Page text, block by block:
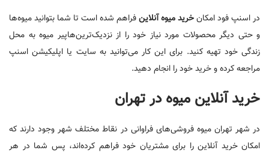
در اسنپ فود امکانخرید میوه آنلاینفراهم شده است تا شما بتوانید میوه‌ها
و حتی دیگر محصولات مورد نیاز خود را از نزدیک‌ترین‌هاپیر میوه به محل
زندگی خود تهیه کنید. برای این کار می‌توانید به سایت یا اپلیکیشن اسنپ
مراجعه کرده و خرید خود را انجام دهید.
خرید آنلاین میوه در تهران
در شهر تهران میوه فروشی‌های فراوانی در نقاط مختلف شهر وجود دارند که
امکان خرید آنلاین را برای مشتریان خود فراهم کرده‌اند، پس شما در هر